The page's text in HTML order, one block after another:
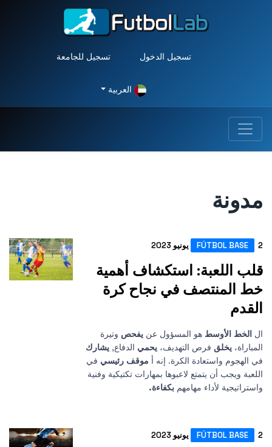
تسجيل الدخول تسجيل للجامعة
العربية
FÚTBOL
استكشاف أهمية
في نجاح كرة
الأوسطهو المسؤول عنيفحصوتيرة
يخلقفرص التهديف، يحميالدفاع,يشارك
واستعادة الكرة. إنه أموقف رئيسيفي
أن يتمتع لاعبوها بمهارات تكتيكية وفنية
لأداء مهامهمبكفاءة.
FÚTBOL